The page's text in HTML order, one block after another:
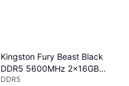
Kingston Fury Beast Black
DDR5 5600MHz 2x16GB
(KF556C36BBEK2-32)
DDR5